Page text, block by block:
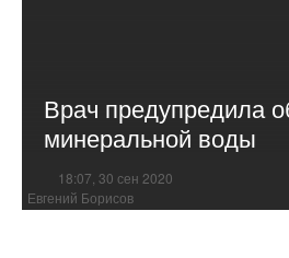
Врач предупредила
минеральной воды
18:07, 30 сен 2020
Евгений Борисов